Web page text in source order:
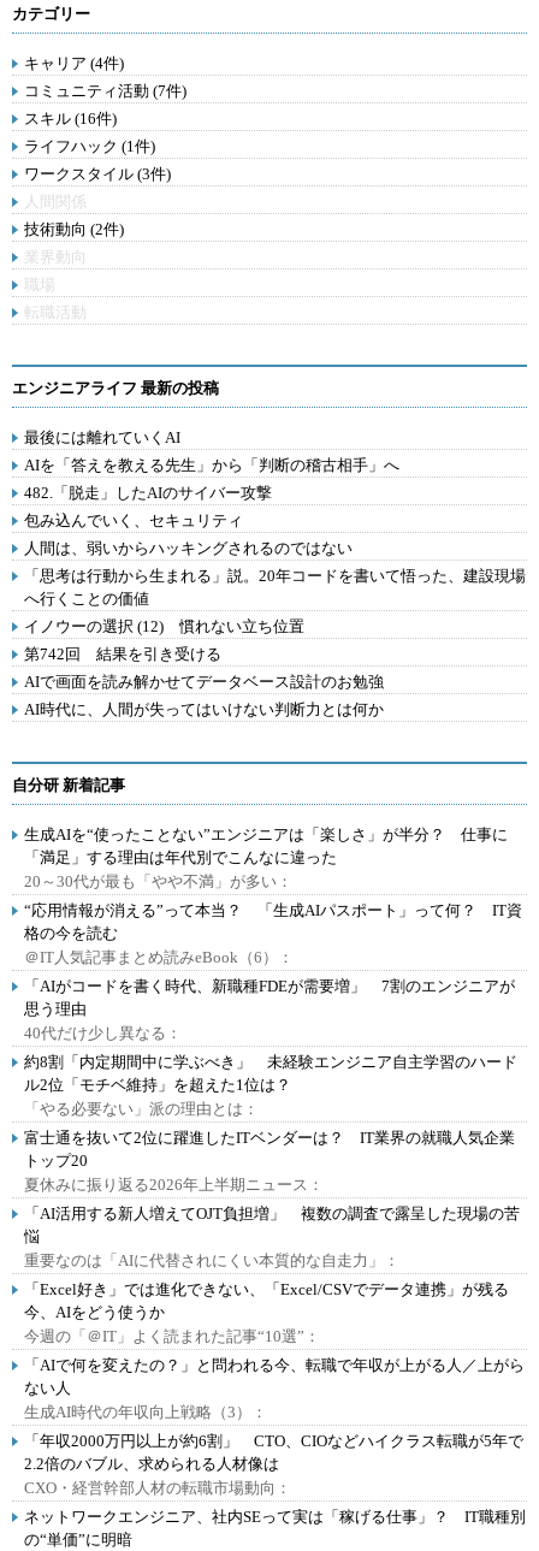
カテゴリー
キャリア (4件)
コミュニティ活動 (7件)
スキル (16件)
ライフハック (1件)
ワークスタイル (3件)
人間関係
技術動向 (2件)
業界動向
職場
転職活動
エンジニアライフ 最新の投稿
最後には離れていくAI
AIを「答えを教える先生」から「判断の稽古相手」へ
482.「脱走」したAIのサイバー攻撃
包み込んでいく、セキュリティ
人間は、弱いからハッキングされるのではない
「思考は行動から生まれる」説。20年コードを書いて悟った、建設現場
へ行くことの価値
イノウーの選択 (12) 慣れない立ち位置
第742回 結果を引き受ける
AIで画面を読み解かせてデータベース設計のお勉強
AI時代に、人間が失ってはいけない判断力とは何か
自分研 新着記事
生成AIを“使ったことない”エンジニアは「楽しさ」が半分？ 仕事に
「満足」する理由は年代別でこんなに違った
20～30代が最も「やや不満」が多い：
“応用情報が消える”って本当？ 「生成AIパスポート」って何？ IT資
格の今を読む
＠IT人気記事まとめ読みeBook（6）：
「AIがコードを書く時代、新職種FDEが需要増」 7割のエンジニアが
思う理由
40代だけ少し異なる：
約8割「内定期間中に学ぶべき」 未経験エンジニア自主学習のハード
ル2位「モチベ維持」を超えた1位は？
「やる必要ない」派の理由とは：
富士通を抜いて2位に躍進したITベンダーは？ IT業界の就職人気企業
トップ20
夏休みに振り返る2026年上半期ニュース：
「AI活用する新人増えてOJT負担増」 複数の調査で露呈した現場の苦
悩
重要なのは「AIに代替されにくい本質的な自走力」：
「Excel好き」では進化できない、「Excel/CSVでデータ連携」が残る
今、AIをどう使うか
今週の「＠IT」よく読まれた記事“10選”：
「AIで何を変えたの？」と問われる今、転職で年収が上がる人／上がら
ない人
生成AI時代の年収向上戦略（3）：
「年収2000万円以上が約6割」 CTO、CIOなどハイクラス転職が5年で
2.2倍のバブル、求められる人材像は
CXO・経営幹部人材の転職市場動向：
ネットワークエンジニア、社内SEって実は「稼げる仕事」？ IT職種別
の“単価”に明暗